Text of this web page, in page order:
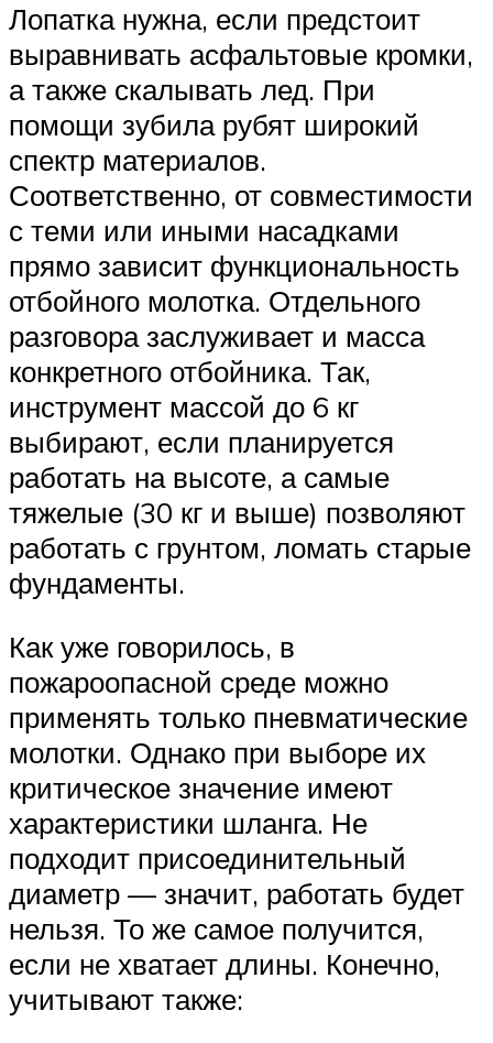
Лопатка нужна, если предстоит
выравнивать асфальтовые кромки,
а также скалывать лед. При
помощи зубила рубят широкий
спектр материалов.
Соответственно, от совместимости
с теми или иными насадками
прямо зависит функциональность
отбойного молотка. Отдельного
разговора заслуживает и масса
конкретного отбойника. Так,
инструмент массой до 6 кг
выбирают, если планируется
работать на высоте, а самые
тяжелые (30 кг и выше) позволяют
работать с грунтом, ломать старые
фундаменты.
Как уже говорилось, в
пожароопасной среде можно
применять только пневматические
молотки. Однако при выборе их
критическое значение имеют
характеристики шланга. Не
подходит присоединительный
диаметр — значит, работать будет
нельзя. То же самое получится,
если не хватает длины. Конечно,
учитывают также: